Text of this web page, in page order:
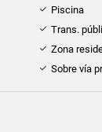
Piscina
Trans.
Zona
Sobre vía